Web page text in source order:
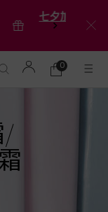
抽粉
購
0
0 product in
/